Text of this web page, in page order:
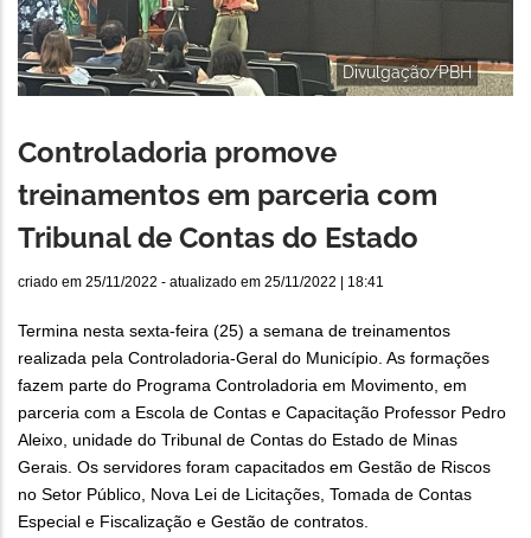
Divulgação/PBH
Controladoria promove
treinamentos em parceria com
Tribunal de Contas do Estado
criado em 25/11/2022 - atualizado em 25/11/2022 | 18:41
Termina nesta sexta-feira (25) a semana de treinamentos
realizada pela Controladoria-Geral do Município. As formações
fazem parte do Programa Controladoria em Movimento, em
parceria com a Escola de Contas e Capacitação Professor Pedro
Aleixo, unidade do Tribunal de Contas do Estado de Minas
Gerais. Os servidores foram capacitados em Gestão de Riscos
no Setor Público, Nova Lei de Licitações, Tomada de Contas
Especial e Fiscalização e Gestão de contratos.